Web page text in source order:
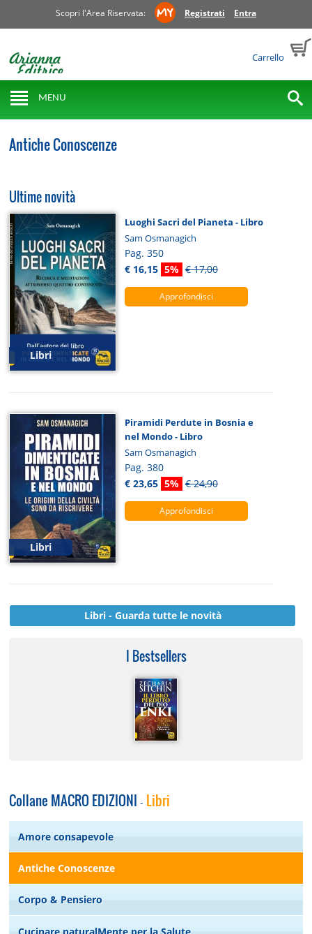
Scopri l'Area Riservata: Registrati Entra
Carrello
MENU
Antiche Conoscenze
Ultime novità
Libri
Luoghi Sacri del Pianeta - Libro
Sam Osmanagich
Pag. 350
€ 16,15 5% € 17,00
Approfondisci
Libri
Piramidi Perdute in Bosnia e
nel Mondo - Libro
Sam Osmanagich
Pag. 380
€ 23,65 5% € 24,90
Approfondisci
Libri - Guarda tutte le novità
I Bestsellers
Collane MACRO EDIZIONI - Libri
Amore consapevole
Antiche Conoscenze
Corpo & Pensiero
Cucinare naturalMente per la Salute